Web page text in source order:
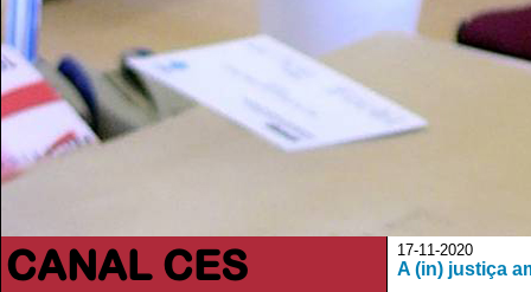
CANAL CES 17-11-2020
A (in) justiça